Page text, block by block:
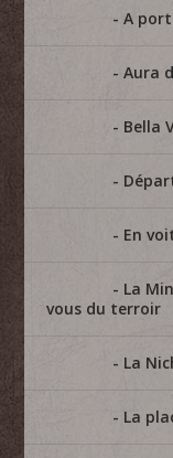
A
Aura
Bella
En
La
vous du terroir
La
La